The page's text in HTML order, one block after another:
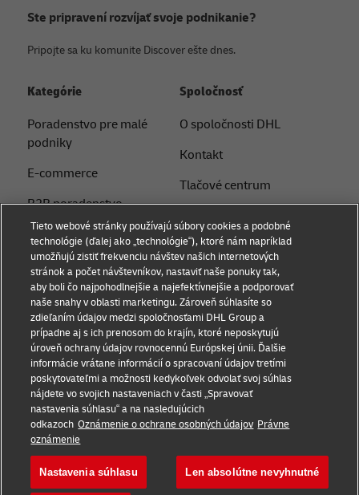
Ste pripravení rozvíjať svoje podnikanie?
Pripojte sa ku komunite Discover ešte dnes.
Kategórie
Poradenstvo pre malé
podniky
E-commerce
B2B poradenstvo
Logistické poradenstvo
Novinky a postrehy
Preprava s DHL
Service Point
Poslať zásielku
Spoločnosť
O spoločnosti DHL
Kontakt
Tlačové centrum
Právne upozornenie
Podmienky používania
Súkromie
Dokumenty
Nastavenia súborov
cookie
Sledujte nás
Tieto webové stránky používajú súbory cookies a podobné
technológie (ďalej ako „technológie“), ktoré nám napríklad
umožňujú zistiť frekvenciu návštev našich internetových
stránok a počet návštevníkov, nastaviť naše ponuky tak,
aby boli čo najpohodlnejšie a najefektívnejšie a podporovať
naše snahy v oblasti marketingu. Zároveň súhlasíte so
zdieľaním údajov medzi spoločnosťami DHL Group a
prípadne aj s ich prenosom do krajín, ktoré neposkytujú
úroveň ochrany údajov rovnocennú Európskej únii. Ďalšie
informácie vrátane informácií o spracovaní údajov tretími
poskytovateľmi a možnosti kedykoľvek odvolať svoj súhlas
nájdete vo svojich nastaveniach v časti „Spravovať
nastavenia súhlasu“ a na nasledujúcich
odkazoch Oznámenie o ochrane osobných údajov Právne
oznámenie
Nastavenia súhlasu Len absolútne nevyhnutné